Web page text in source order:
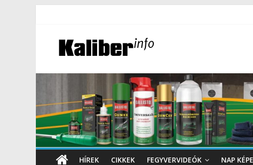
HÍREK CIKKEK FEGYVERVIDEÓK NAP KÉPE